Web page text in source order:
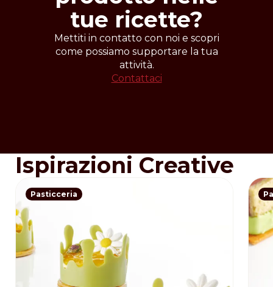
tue ricette?
Mettiti in contatto con noi e scopri
come possiamo supportare la tua
attività.
Contattaci
Ispirazioni Creative
Pasticceria